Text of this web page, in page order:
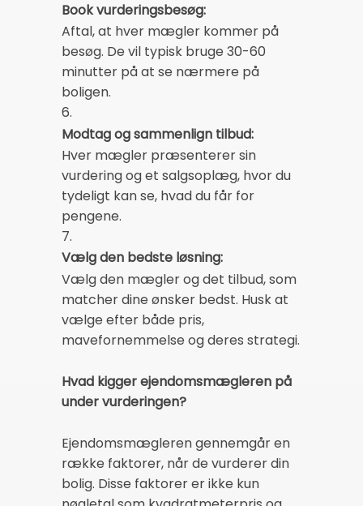
Book vurderingsbesøg:
Aftal, at hver mægler kommer på
besøg. De vil typisk bruge 30-60
minutter på at se nærmere på
boligen.
6.
Modtag og sammenlign tilbud:
Hver mægler præsenterer sin
vurdering og et salgsoplæg, hvor du
tydeligt kan se, hvad du får for
pengene.
7.
Vælg den bedste løsning:
Vælg den mægler og det tilbud, som
matcher dine ønsker bedst. Husk at
vælge efter både pris,
mavefornemmelse og deres strategi.
Hvad kigger ejendomsmægleren på
under vurderingen?
Ejendomsmægleren gennemgår en
række faktorer, når de vurderer din
bolig. Disse faktorer er ikke kun